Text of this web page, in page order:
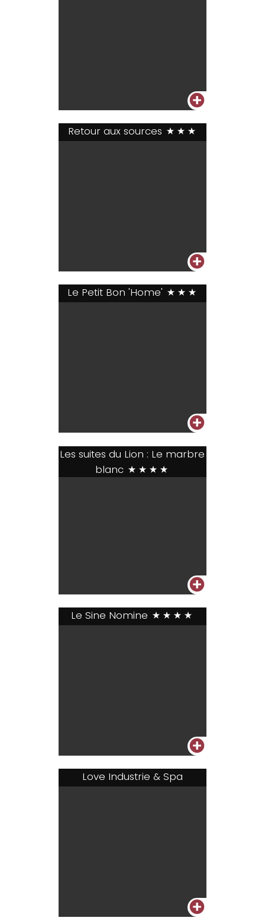
+
Retour aux sources ***
+
Le Petit Bon 'Home' ***
+
Les suites du Lion : Le marbre
blanc ****
+
Le Sine Nomine ****
+
Love Industrie & Spa
+